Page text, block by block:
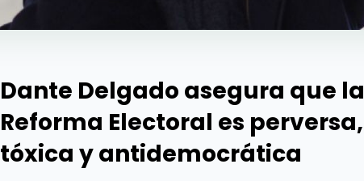
Dante Delgado asegura que la
Reforma Electoral es perversa,
tóxica y antidemocrática